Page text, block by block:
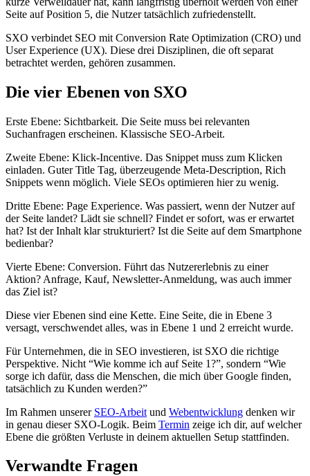
Seite auf Position 5, die Nutzer tatsächlich zufriedenstellt.
SXO verbindet SEO mit Conversion Rate Optimization (CRO) und
User Experience (UX). Diese drei Disziplinen, die oft separat
betrachtet werden, gehören zusammen.
Die vier Ebenen von SXO
Erste Ebene: Sichtbarkeit. Die Seite muss bei relevanten
Suchanfragen erscheinen. Klassische SEO-Arbeit.
Zweite Ebene: Klick-Incentive. Das Snippet muss zum Klicken
einladen. Guter Title Tag, überzeugende Meta-Description, Rich
Snippets wenn möglich. Viele SEOs optimieren hier zu wenig.
Dritte Ebene: Page Experience. Was passiert, wenn der Nutzer auf
der Seite landet? Lädt sie schnell? Findet er sofort, was er erwartet
hat? Ist der Inhalt klar strukturiert? Ist die Seite auf dem Smartphone
bedienbar?
Vierte Ebene: Conversion. Führt das Nutzererlebnis zu einer
Aktion? Anfrage, Kauf, Newsletter-Anmeldung, was auch immer
das Ziel ist?
Diese vier Ebenen sind eine Kette. Eine Seite, die in Ebene 3
versagt, verschwendet alles, was in Ebene 1 und 2 erreicht wurde.
Für Unternehmen, die in SEO investieren, ist SXO die richtige
Perspektive. Nicht “Wie komme ich auf Seite 1?”, sondern “Wie
sorge ich dafür, dass die Menschen, die mich über Google finden,
tatsächlich zu Kunden werden?”
Im Rahmen unserer SEO-Arbeit und Webentwicklung denken wir
in genau dieser SXO-Logik. Beim Termin zeige ich dir, auf welcher
Ebene die größten Verluste in deinem aktuellen Setup stattfinden.
Verwandte Fragen